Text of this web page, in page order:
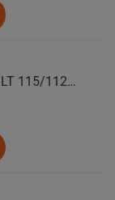
COMFORSER Автошина 265/50 R20 LT 115/112S CF1100 RWL лето